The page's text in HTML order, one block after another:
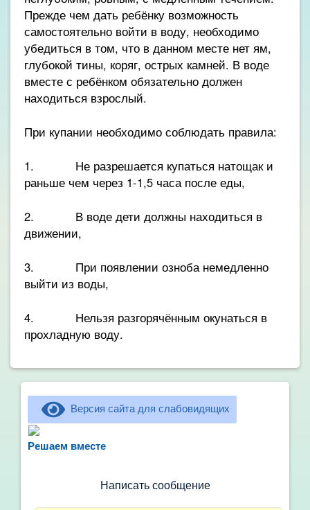
Прежде чем дать ребёнку возможность
самостоятельно войти в воду, необходимо
убедиться в том, что в данном месте нет ям,
глубокой тины, коряг, острых камней. В воде
вместе с ребёнком обязательно должен
находиться взрослый.
При купании необходимо соблюдать правила:
1. Не разрешается купаться натощак и
раньше чем через 1-1,5 часа после еды,
2. В воде дети должны находиться в
движении,
3. При появлении озноба немедленно
выйти из воды,
4. Нельзя разгорячённым окунаться в
прохладную воду.
Версия сайта для слабовидящих
Решаем вместерассказать о воспитателях? Знаете, как
Написать сообщение